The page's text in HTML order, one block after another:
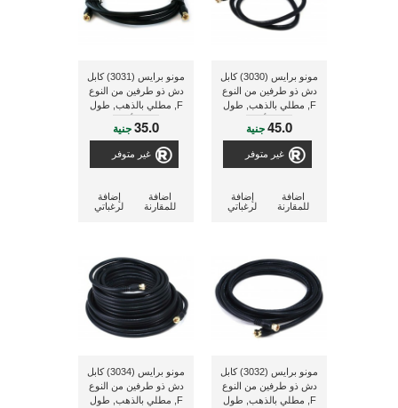
مونو برايس (3030) كابل
دش ذو طرفين من النوع
F, مطلي بالذهب, طول
0.9 متر, 75 أوم ذو لون
أسود45.0جنية
غير متوفر
إضافة
لرغباتي
اضافة
للمقارنة
مونو برايس (3031) كابل
دش ذو طرفين من النوع
F, مطلي بالذهب, طول
1.8 متر, 75 أوم ذو لون
أسود35.0جنية
غير متوفر
إضافة
لرغباتي
اضافة
للمقارنة
مونو برايس (3032) كابل
دش ذو طرفين من النوع
F, مطلي بالذهب, طول
مونو برايس (3034) كابل
دش ذو طرفين من النوع
F, مطلي بالذهب, طول